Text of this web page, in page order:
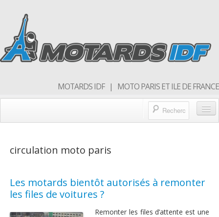
MOTARDS IDF | MOTO PARIS ET ILE DE FRANCE
Forum
Qui sommes nous
Rejoins nous
circulation moto paris
Les motards bientôt autorisés à remonter
les files de voitures ?
Remonter les files d’attente est une